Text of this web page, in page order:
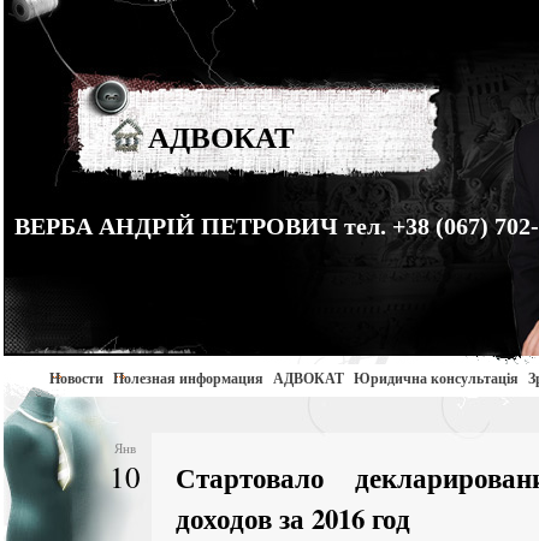
АДВОКАТ
ВЕРБА АНДРІЙ ПЕТРОВИЧ тел. +38 (067) 702-
Новости Полезная информация АДВОКАТ Юридична консультація
Янв
10
Стартовало
доходов за 2016 год